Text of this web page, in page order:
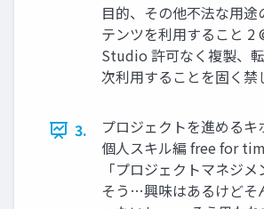
目的、その他不法な用途
テンツを利用すること 2
Studio 許可なく複製、
次利用することを固く禁
3.
プロジェクトを進めるキ
個人スキル編 free for
「プロジェクトマネジ
そう…興味はあるけどそ